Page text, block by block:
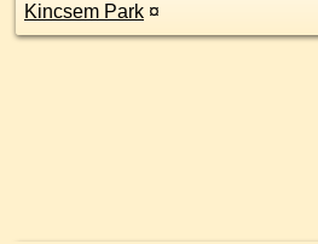
Kincsem Park ¤